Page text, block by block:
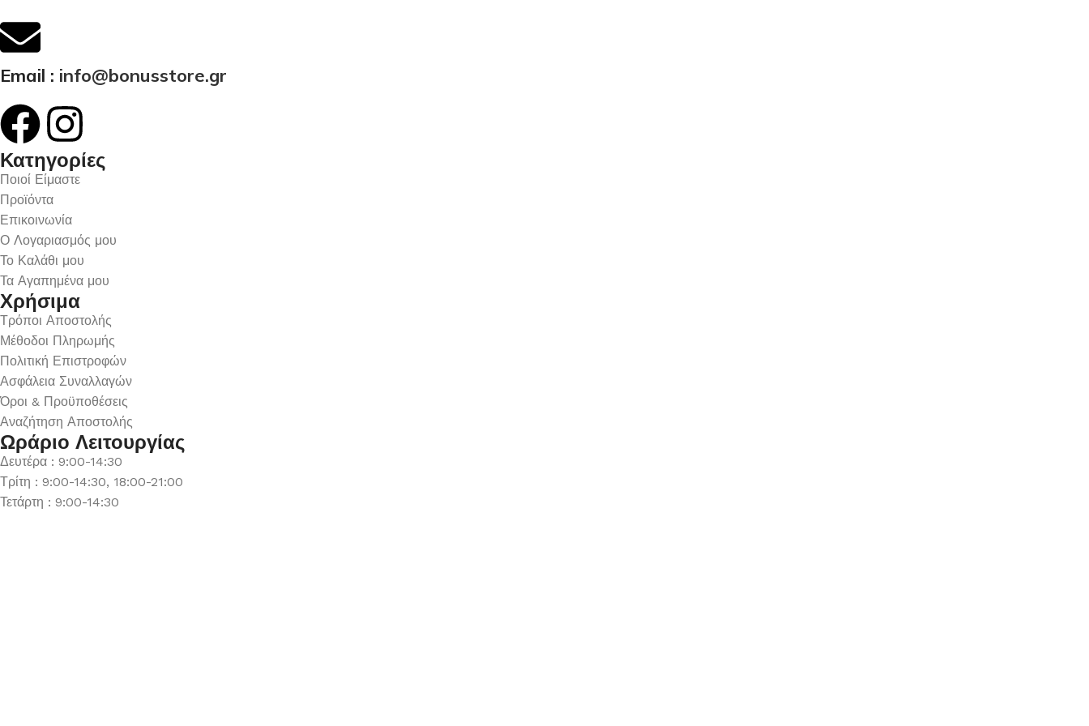
Email : info@bonusstore.gr
Κατηγορίες
Ποιοί Είμαστε
Προϊόντα
Επικοινωνία
Ο Λογαριασμός μου
Το Καλάθι μου
Τα Αγαπημένα μου
Χρήσιμα
Τρόποι Αποστολής
Μέθοδοι Πληρωμής
Πολιτική Επιστροφών
Ασφάλεια Συναλλαγών
Όροι & Προϋποθέσεις
Αναζήτηση Αποστολής
Ωράριο Λειτουργίας
Δευτέρα : 9:00-14:30
Τρίτη : 9:00-14:30, 18:00-21:00
Τετάρτη : 9:00-14:30